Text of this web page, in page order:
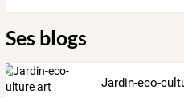
Ses blogs